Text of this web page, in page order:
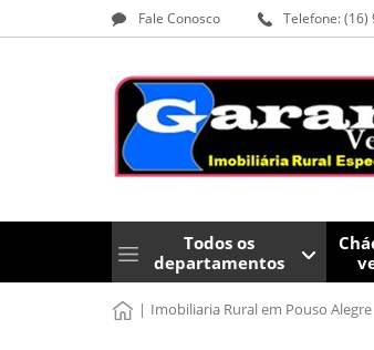
Fale Conosco Telefone: (16)
Todos os
departamentos
| Imobiliaria Rural em Pouso Alegre